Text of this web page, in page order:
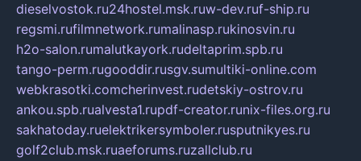
dieselvostok.ru24hostel.msk.ruw-dev.ruf-ship.ru
regsmi.rufilmnetwork.rumalinasp.rukinosvin.ru
h2o-salon.rumalutkayork.rudeltaprim.spb.ru
tango-perm.rugooddir.rusgv.sumultiki-online.com
webkrasotki.comcherinvest.rudetskiy-ostrov.ru
ankou.spb.rualvesta1.rupdf-creator.runix-files.org.ru
sakhatoday.ruelektrikersymboler.rusputnikyes.ru
golf2club.msk.ruaeforums.ruzallclub.ru